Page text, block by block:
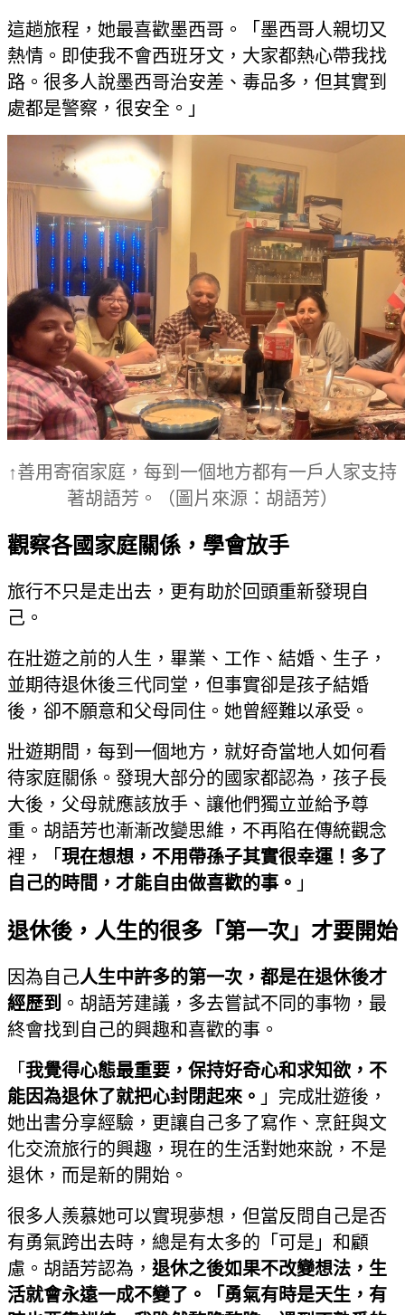
這趟旅程，她最喜歡墨西哥。「墨西哥人親切又
熱情。即使我不會西班牙文，大家都熱心帶我找
路。很多人說墨西哥治安差、毒品多，但其實到
處都是警察，很安全。」
↑善用寄宿家庭，每到一個地方都有一戶人家支持
著胡語芳。
（圖片來源：胡語芳）
觀察各國家庭關係，學會放手
旅行不只是走出去，更有助於回頭重新發現自
己。
在壯遊之前的人生，畢業、工作、結婚、生子，
並期待退休後三代同堂，但事實卻是孩子結婚
後，卻不願意和父母同住。她曾經難以承受。
壯遊期間，每到一個地方，就好奇當地人如何看
待家庭關係。發現大部分的國家都認為，孩子長
大後，父母就應該放手、讓他們獨立並給予尊
重。胡語芳也漸漸改變思維，不再陷在傳統觀念
裡，「 現在想想，不用帶孫子其實很幸運！多了
自己的時間，才能自由做喜歡的事。 」
退休後，人生的很多「第一次」才要開始
因為自己人生中許多的第一次，都是在退休後才
經歷到 。胡語芳建議，多去嘗試不同的事物，最
終會找到自己的興趣和喜歡的事。
「 我覺得心態最重要，保持好奇心和求知欲，不
能因為退休了就把心封閉起來。 」完成壯遊後，
她出書分享經驗，更讓自己多了寫作、烹飪與文
化交流旅行的興趣，現在的生活對她來說，不是
退休，而是新的開始。
很多人羨慕她可以實現夢想，但當反問自己是否
有勇氣跨出去時，總是有太多的「可是」和顧
慮。胡語芳認為， 退休之後如果不改變想法，生
活就會永遠一成不變了。「勇氣有時是天生，有